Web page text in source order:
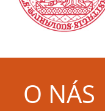
O NÁS